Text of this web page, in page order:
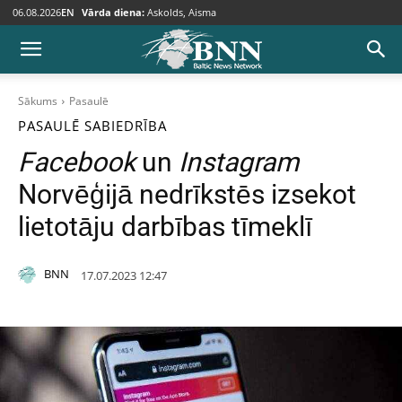
06.08.2026EN Vārda diena: Askolds, Aisma
Sākums Pasaulē
PASAULĒ SABIEDRĪBA
Facebookun Instagram
Norvēģijā nedrīkstēs izsekot
lietotāju darbības tīmeklī
BNN 17.07.2023 12:47